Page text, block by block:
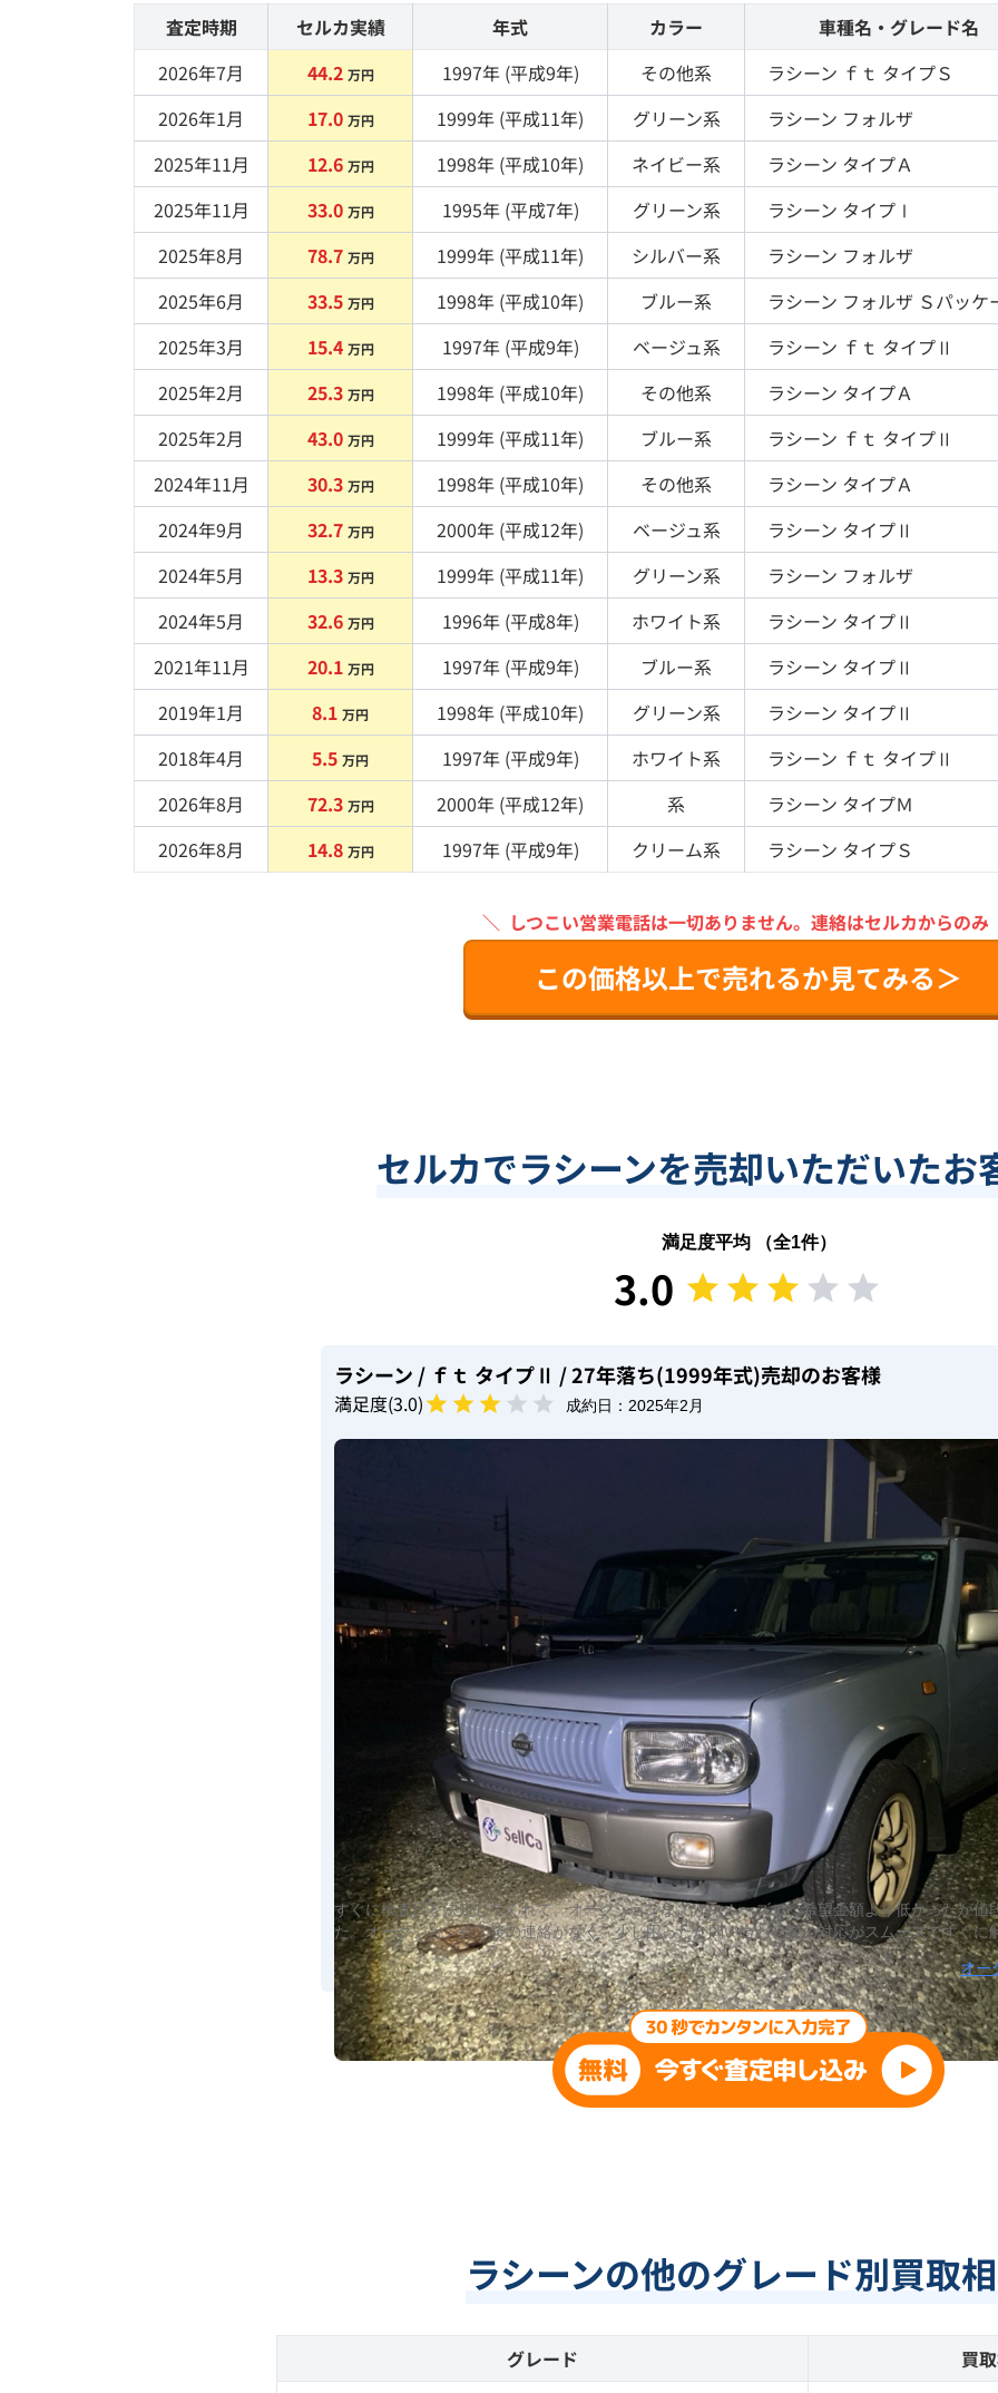
査定時期 セルカ実績 年式 カラー 車種名・グレード名
2026年7月
44.2 万円 1997年 (平成9年) その他系 ラシーン ｆｔ タイプＳ
2026年1月
17.0 万円 1999年 (平成11年) グリーン系 ラシーン フォルザ
2025年11月
12.6 万円 1998年 (平成10年) ネイビー系 ラシーン タイプＡ
2025年11月
33.0 万円 1995年 (平成7年) グリーン系 ラシーン タイプⅠ
2025年8月
78.7 万円 1999年 (平成11年) シルバー系 ラシーン フォルザ
2025年6月
33.5 万円 1998年 (平成10年) ブルー系 ラシーン フォルザ Ｓパッケ
2025年3月
15.4 万円 1997年 (平成9年) ベージュ系 ラシーン ｆｔ タイプⅡ
2025年2月
25.3 万円 1998年 (平成10年) その他系 ラシーン タイプＡ
2025年2月
43.0 万円 1999年 (平成11年) ブルー系 ラシーン ｆｔ タイプⅡ
2024年11月
30.3 万円 1998年 (平成10年) その他系 ラシーン タイプＡ
2024年9月
32.7 万円 2000年 (平成12年) ベージュ系 ラシーン タイプⅡ
2024年5月
13.3 万円 1999年 (平成11年) グリーン系 ラシーン フォルザ
2024年5月
32.6 万円 1996年 (平成8年) ホワイト系 ラシーン タイプⅡ
2021年11月
20.1 万円 1997年 (平成9年) ブルー系 ラシーン タイプⅡ
2019年1月
8.1 万円 1998年 (平成10年) グリーン系 ラシーン タイプⅡ
2018年4月
5.5 万円 1997年 (平成9年) ホワイト系 ラシーン ｆｔ タイプⅡ
2026年8月
72.3 万円 2000年 (平成12年) 系 ラシーン タイプＭ
2026年8月
14.8 万円 1997年 (平成9年) クリーム系 ラシーン タイプＳ
＼ しつこい営業電話は一切ありません。 連絡はセルカからのみ
この価格以上で売れるか見てみる＞
セルカでラシーンを売却いただいたお
満足度平均 （全1件）
3.0
ラシーン / ｆｔ タイプⅡ / 27年落ち(1999年式)売却のお客様
満足度(3.0) 成約日： 2025年2月
すぐに検査日を決定してくれて、オークションまでがスムーズで、希望金額より低かったが値
た。オークション終了後の連絡がなく、少し困ったが問い合わせ後の対応がスムーズですぐに
オー
ラシーンの他のグレード別買取
グレード 買